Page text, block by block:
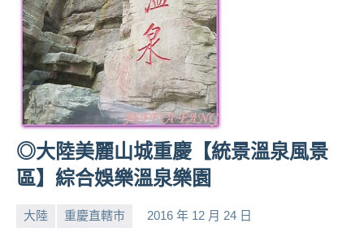
目
來
賓、
News
金
探
號
節
目
班
外
◎大陸美麗山城重慶【統景溫泉風景
區】綜合娛樂溫泉樂園
大陸 重慶直轄市 2016 年 12 月 24 日
小No